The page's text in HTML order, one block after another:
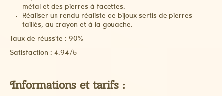
métal et des pierres à facettes.
Réaliser un rendu réaliste de bijoux sertis de pierres
taillés, au crayon et à la gouache.
Taux de réussite : 90%
Satisfaction : 4.94/5
Informations et tarifs :